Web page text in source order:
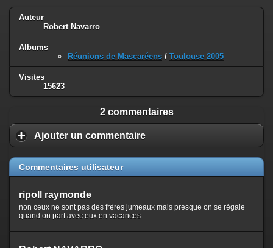
Auteur
Robert Navarro
Albums
Réunions de Mascaréens / Toulouse 2005
Visites
15623
2 commentaires
Ajouter un commentaire
Commentaires utilisateur
ripoll raymonde
non ceux ne sont pas des frères jumeaux mais presque on se régale
quand on part avec eux en vacances